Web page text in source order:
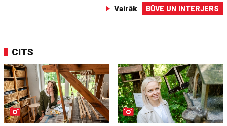
Vairāk BŪVE UN INTERJERS
CITS